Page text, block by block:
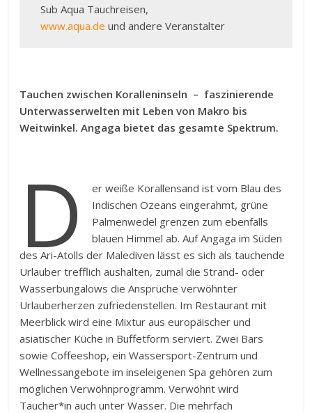
Sub Aqua Tauchreisen,
www.aqua.de und andere Veranstalter
Tauchen zwischen Koralleninseln – faszinierende
Unterwasserwelten mit Leben von Makro bis
Weitwinkel. Angaga bietet das gesamte Spektrum.
D
er weiße Korallensand ist vom Blau des
Indischen Ozeans eingerahmt, grüne
Palmenwedel grenzen zum ebenfalls
blauen Himmel ab. Auf Angaga im Süden
des Ari-Atolls der Malediven lässt es sich als tauchende
Urlauber trefflich aushalten, zumal die Strand- oder
Wasserbungalows die Ansprüche verwöhnter
Urlauberherzen zufriedenstellen. Im Restaurant mit
Meerblick wird eine Mixtur aus europäischer und
asiatischer Küche in Buffetform serviert. Zwei Bars
sowie Coffeeshop, ein Wassersport-Zentrum und
Wellnessangebote im inseleigenen Spa gehören zum
möglichen Verwöhnprogramm. Verwöhnt wird
Taucher*in auch unter Wasser. Die mehrfach